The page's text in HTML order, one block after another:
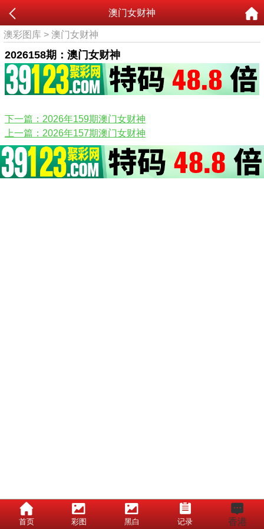
首页 彩图 黑白 记录 香港
澳门女财神
澳彩图库 >澳门女财神
2026158期：澳门女财神
下一篇：2026年159期澳门女财神
上一篇：2026年157期澳门女财神